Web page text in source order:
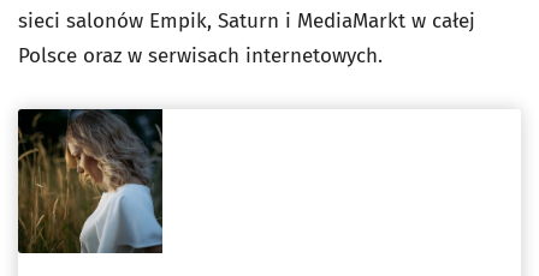
sieci salonów Empik, Saturn i MediaMarkt w całej
Polsce oraz w serwisach internetowych.